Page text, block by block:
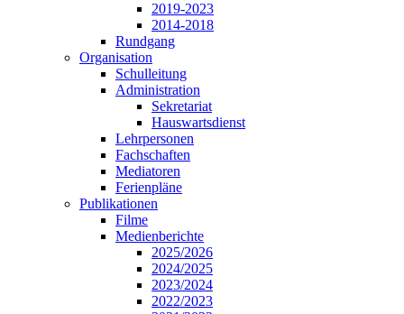
2019-2023
2014-2018
Rundgang
Organisation
Schulleitung
Administration
Sekretariat
Hauswartsdienst
Lehrpersonen
Fachschaften
Mediatoren
Ferienpläne
Publikationen
Filme
Medienberichte
2025/2026
2024/2025
2023/2024
2022/2023